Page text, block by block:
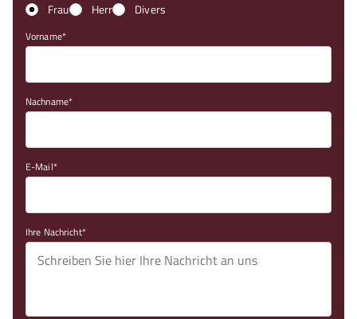
Frau Herr Divers
Vorname
Nachname
E-Mail
Ihre Nachricht